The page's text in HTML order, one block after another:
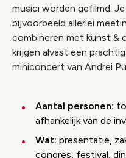
musici worden gefilmd.
bijvoorbeeld allerlei
combineren met kunst &
krijgen alvast een
miniconcert van Andrei
Aantal personen:
afhankelijk van de
Wat: presentatie,
congres, festival,